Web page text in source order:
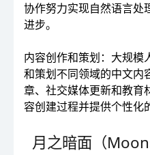
协作努力实现自然语言处
进步。
内容创作和策划：大规模
和策划不同领域的中文内
章、社交媒体更新和教育
容创建过程并提供个性化
月之暗面（